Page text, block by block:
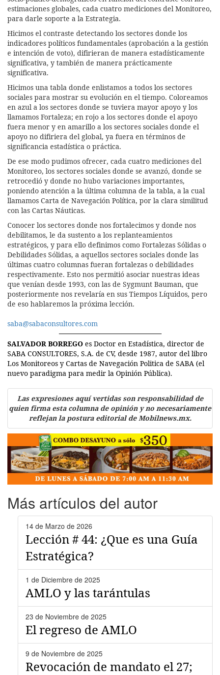
estimaciones globales, cada cuatro mediciones del Monitoreo,
para darle soporte a la Estrategia.
Hicimos el contraste detectando los sectores donde los
indicadores políticos fundamentales (aprobación a la gestión
e intención de voto), difirieran de manera estadísticamente
significativa, y también de manera prácticamente
significativa.
Hicimos una tabla donde enlistamos a todos los sectores
sociales para mostrar su evolución en el tiempo. Coloreamos
en azul a los sectores donde se tuviera mayor apoyo y los
llamamos Fortaleza; en rojo a los sectores donde el apoyo
fuera menor y en amarillo a los sectores sociales donde el
apoyo no difiriera del global, ya fuera en términos de
significancia estadística o práctica.
De ese modo pudimos ofrecer, cada cuatro mediciones del
Monitoreo, los sectores sociales donde se avanzó, donde se
retrocedió y donde no hubo variaciones importantes,
poniendo atención a la última columna de la tabla, a la cual
llamamos Carta de Navegación Política, por la clara similitud
con las Cartas Náuticas.
Conocer los sectores donde nos fortalecimos y donde nos
debilitamos, le da sustento a los replanteamientos
estratégicos, y para ello definimos como Fortalezas Sólidas o
Debilidades Sólidas, a aquellos sectores sociales donde las
últimas cuatro columnas fueran fortalezas o debilidades
respectivamente. Esto nos permitió asociar nuestras ideas
que venían desde 1993, con las de Sygmunt Bauman, que
posteriormente nos revelaría en sus Tiempos Líquidos, pero
de eso hablaremos la próxima lección.
saba@sabaconsultores.com
SALVADOR BORREGO es Doctor en Estadística, director de
SABA CONSULTORES, S.A. de CV, desde 1987, autor del libro
Los Monitoreos y Cartas de Navegación Politica de SABA (el
nuevo paradigma para medir la Opinión Pública).
Las expresiones aquí vertidas son responsabilidad de
quien firma esta columna de opinión y no necesariamente
reflejan la postura editorial de Mobilnews.mx.
Más artículos del autor
14 de Marzo de 2026
Lección # 44: ¿Que es una Guía
Estratégica?
1 de Diciembre de 2025
AMLO y las tarántulas
23 de Noviembre de 2025
El regreso de AMLO
9 de Noviembre de 2025
Revocación de mandato el 27;